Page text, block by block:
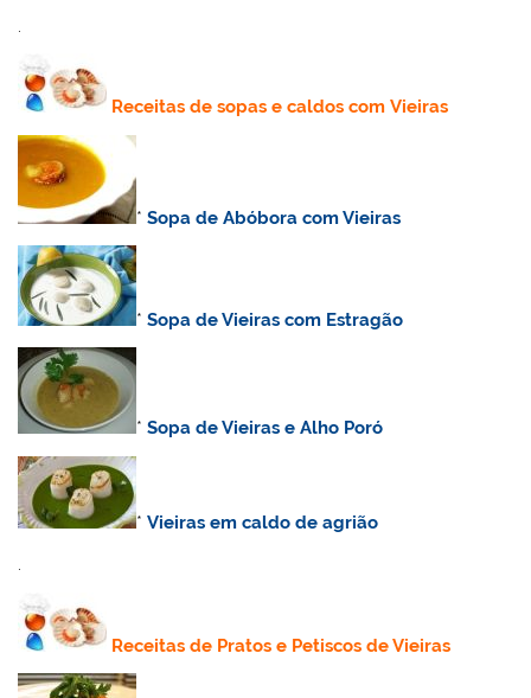
.
Receitas de sopas e caldos com Vieiras
*Sopa de Abóbora com Vieiras
*Sopa de Vieiras com Estragão
*Sopa de Vieiras e Alho Poró
*Vieiras em caldo de agrião
.
Receitas de Pratos e Petiscos de Vieiras